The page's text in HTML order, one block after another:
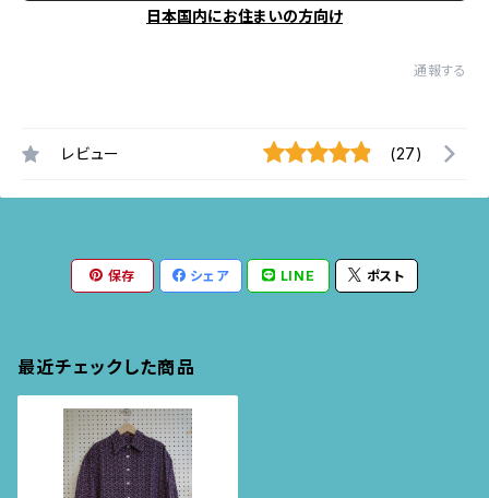
日本国内にお住まいの方向け
通報する
レビュー (27)
保存 シェア LINE ポスト
最近チェックした商品